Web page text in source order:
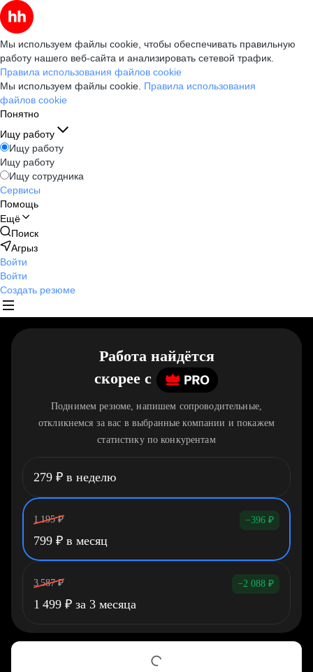
Мы используем файлы cookie, чтобы обеспечивать правильную
работу нашего веб-сайта и анализировать сетевой трафик.
Правила использования файлов cookie
Мы используем файлы cookie. Правила использования
файлов cookie
Понятно
Ищу работу
Ищу работу
Ищу работу
Ищу сотрудника
Сервисы
Помощь
Ещё
Поиск
Агрыз
Войти
Войти
Создать резюме
Работа найдётся
скорее c
Поднимем резюме, напишем сопроводительные,
откликнемся за вас в выбранные компании и покажем
статистику по конкурентам
279 ₽ в неделю
1 195 ₽ −396 ₽
799 ₽ в месяц
3 587 ₽ −2 088 ₽
1 499 ₽ за 3 месяца